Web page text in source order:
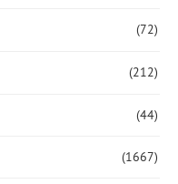
(72)
(212)
(44)
(1667)